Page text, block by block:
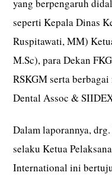
yang berpengaruh
seperti Kepala Dinas
Ruspitawati, MM)
M.Sc), para Dekan
RSKGM serta
Dental Assoc &
Dalam laporannya,
selaku Ketua
International ini